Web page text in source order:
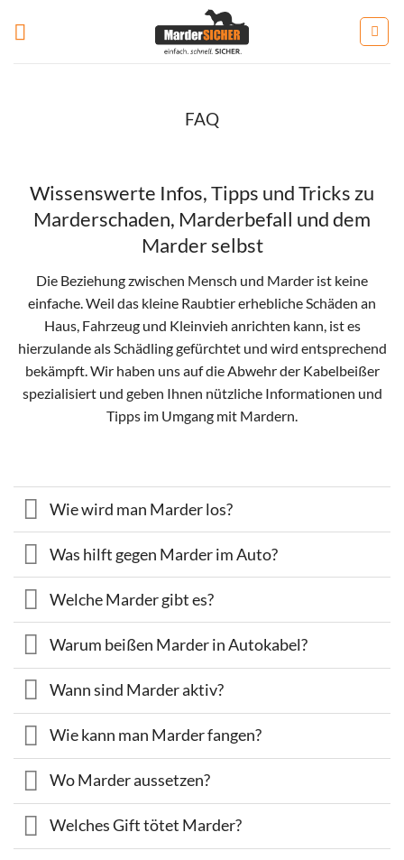
FAQ
Wissenswerte Infos, Tipps und Tricks zu
Marderschaden, Marderbefall und dem
Marder selbst
Die Beziehung zwischen Mensch und Marder ist keine
einfache. Weil das kleine Raubtier erhebliche Schäden an
Haus, Fahrzeug und Kleinvieh anrichten kann, ist es
hierzulande als Schädling gefürchtet und wird entsprechend
bekämpft. Wir haben uns auf die Abwehr der Kabelbeißer
spezialisiert und geben Ihnen nützliche Informationen und
Tipps im Umgang mit Mardern.
Wie wird man Marder los?
Was hilft gegen Marder im Auto?
Welche Marder gibt es?
Warum beißen Marder in Autokabel?
Wann sind Marder aktiv?
Wie kann man Marder fangen?
Wo Marder aussetzen?
Welches Gift tötet Marder?